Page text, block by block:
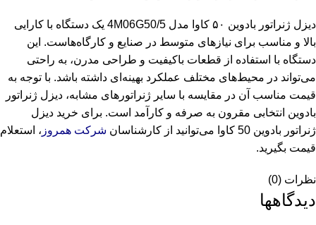
دیزل ژنراتور بادوین ۵۰ کاوا مدل 4M06G50/5 یک دستگاه با کارایی
بالا و مناسب برای نیازهای متوسط در صنایع و کارگاه‌هاست. این
دستگاه با استفاده از قطعات باکیفیت و طراحی مدرن، به‌ راحتی
می‌تواند در محیط‌های مختلف عملکرد بهینه‌ای داشته باشد. با توجه به
قیمت مناسب آن در مقایسه با سایر ژنراتورهای مشابه، دیزل ژنراتور
بادوین انتخابی مقرون به صرفه و کارآمد است. برای خرید دیزل
ژنراتور بادوین 50 کاوا می‌توانید از کارشناسان
شرکت همروز ، استعلام
قیمت بگیرید.
نظرات (0)
دیدگاهها